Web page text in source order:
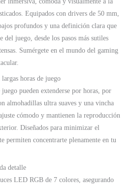
Equipados con drivers de 50 mm,
profundos y una definición clara que
del juego, desde los pasos más sutiles
Sumérgete en el mundo del gaming
horas de juego
juego pueden extenderse por horas, por
almohadillas ultra suaves y una vincha
cómodo y mantienen la reproducción
Diseñados para minimizar el
permiten concentrarte plenamente en tu
detalle
LED RGB de 7 colores, asegurando